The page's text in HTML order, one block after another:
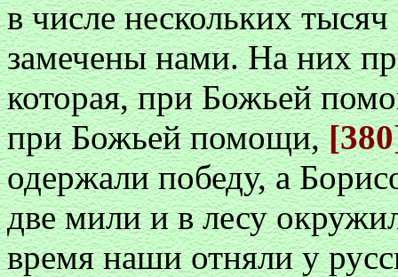
в числе нескольких
замечены нами. На них
которая, при Божьей
при Божьей помощи,
одержали победу, а
две мили и в лесу
время наши отняли у